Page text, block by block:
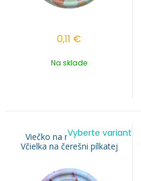
0,11 €
Na sklade
Viečko na med TO 82 -
Včielka na čerešni pílkatej
Vyberte variant